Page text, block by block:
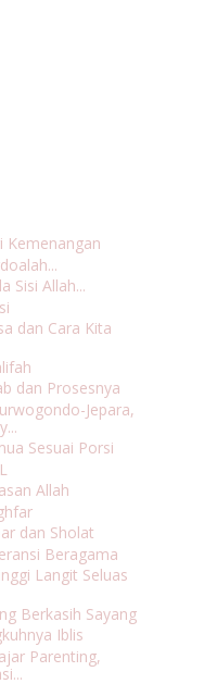
Kemenangan
Sisi Allah...
dan Cara Kita
dan Prosesnya
Jepara,
Sesuai Porsi
Allah
dan Sholat
Beragama
Langit Seluas
Berkasih Sayang
Iblis
Parenting,